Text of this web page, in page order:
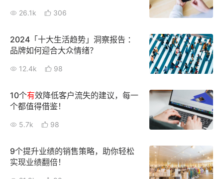
26.1k 306
2024「十大生活趋势」洞察报告 ：
品牌如何迎合大众情绪？
12.4k 98
10个有效降低客户流失的建议，每一
个都值得借鉴！
5.7k 98
9个提升业绩的销售策略，助你轻松
实现业绩翻倍！